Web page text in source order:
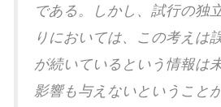
である。しかし、試行の独
りにおいては、この考えは
が続いているという情報は
影響も与えないということ